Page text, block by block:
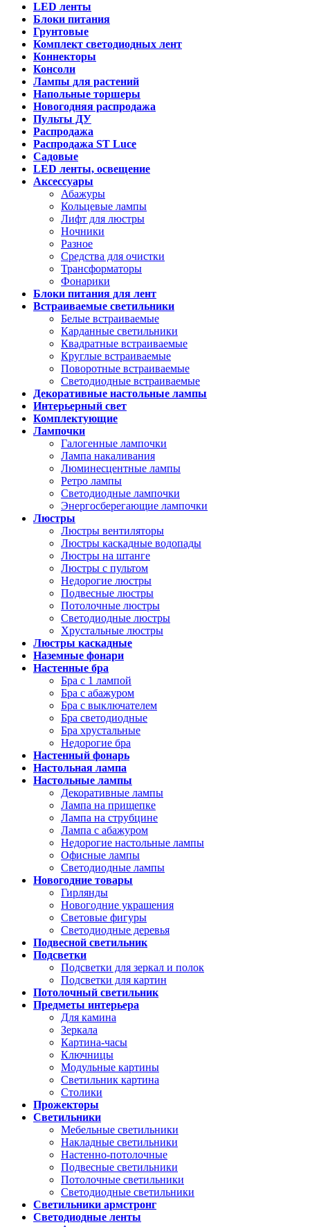
LED ленты
Блоки питания
Грунтовые
Комплект светодиодных лент
Коннекторы
Консоли
Лампы для растений
Напольные торшеры
Новогодняя распродажа
Пульты ДУ
Распродажа
Распродажа ST Luce
Садовые
LED ленты, освещение
Аксессуары
Абажуры
Кольцевые лампы
Лифт для люстры
Ночники
Разное
Средства для очистки
Трансформаторы
Фонарики
Блоки питания для лент
Встраиваемые светильники
Белые встраиваемые
Карданные светильники
Квадратные встраиваемые
Круглые встраиваемые
Поворотные встраиваемые
Светодиодные встраиваемые
Декоративные настольные лампы
Интерьерный свет
Комплектующие
Лампочки
Галогенные лампочки
Лампа накаливания
Люминесцентные лампы
Ретро лампы
Светодиодные лампочки
Энергосберегающие лампочки
Люстры
Люстры вентиляторы
Люстры каскадные водопады
Люстры на штанге
Люстры с пультом
Недорогие люстры
Подвесные люстры
Потолочные люстры
Светодиодные люстры
Хрустальные люстры
Люстры каскадные
Наземные фонари
Настенные бра
Бра с 1 лампой
Бра с абажуром
Бра с выключателем
Бра светодиодные
Бра хрустальные
Недорогие бра
Настенный фонарь
Настольная лампа
Настольные лампы
Декоративные лампы
Лампа на прищепке
Лампа на струбцине
Лампа с абажуром
Недорогие настольные лампы
Офисные лампы
Светодиодные лампы
Новогодние товары
Гирлянды
Новогодние украшения
Световые фигуры
Светодиодные деревья
Подвесной светильник
Подсветки
Подсветки для зеркал и полок
Подсветки для картин
Потолочный светильник
Предметы интерьера
Для камина
Зеркала
Картина-часы
Ключницы
Модульные картины
Светильник картина
Столики
Прожекторы
Светильники
Мебельные светильники
Накладные светильники
Настенно-потолочные
Подвесные светильники
Потолочные светильники
Светодиодные светильники
Светильники армстронг
Светодиодные ленты